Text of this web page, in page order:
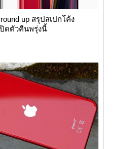
up สรุปสเปกโค้ง
ดตัวคืนพรุ่งนี้